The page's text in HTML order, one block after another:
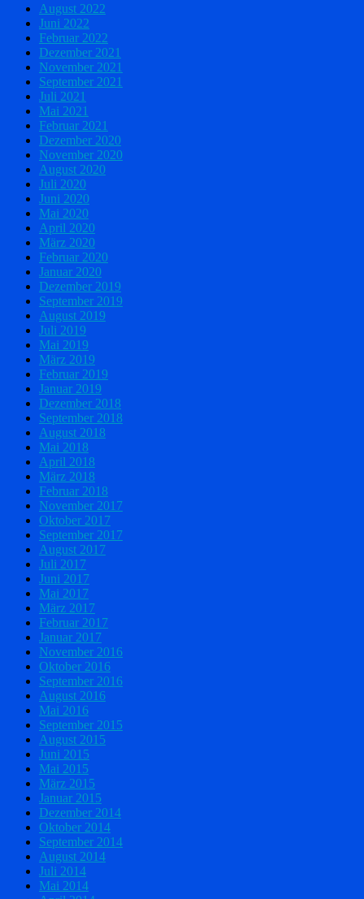
August 2022
Juni 2022
Februar 2022
Dezember 2021
November 2021
September 2021
Juli 2021
Mai 2021
Februar 2021
Dezember 2020
November 2020
August 2020
Juli 2020
Juni 2020
Mai 2020
April 2020
März 2020
Februar 2020
Januar 2020
Dezember 2019
September 2019
August 2019
Juli 2019
Mai 2019
März 2019
Februar 2019
Januar 2019
Dezember 2018
September 2018
August 2018
Mai 2018
April 2018
März 2018
Februar 2018
November 2017
Oktober 2017
September 2017
August 2017
Juli 2017
Juni 2017
Mai 2017
März 2017
Februar 2017
Januar 2017
November 2016
Oktober 2016
September 2016
August 2016
Mai 2016
September 2015
August 2015
Juni 2015
Mai 2015
März 2015
Januar 2015
Dezember 2014
Oktober 2014
September 2014
August 2014
Juli 2014
Mai 2014